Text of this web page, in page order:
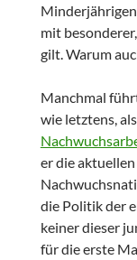
mit
gilt. Warum
Manchmal
wie letztens,
er die
die Politik der
keiner dieser
für die erste